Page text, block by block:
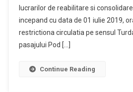
lucrarilor de reabilitare si
incepand cu data de 01 iulie 2019,
restrictiona circulatia pe sensul
pasajului Pod […]
Continue Reading